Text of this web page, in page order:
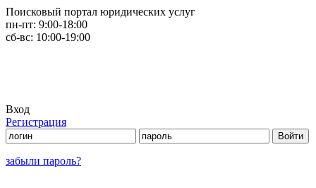
Поисковый портал юридических услуг
пн-пт: 9:00-18:00
сб-вс: 10:00-19:00
Вход
Регистрация
забыли пароль?